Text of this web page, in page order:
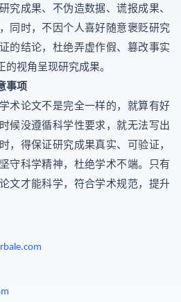
究成果、不伪造数据、谎报成果、
同时，不因个人喜好随意褒贬研究
的结论，杜绝弄虚作假、篡改事实
视角呈现研究成果。
事项
论文不是完全一样的，就算有好
候没遵循科学性要求，就无法写出
，得保证研究成果真实、可验证，
守科学精神，杜绝学术不端。只有
文才能科学，符合学术规范，提升